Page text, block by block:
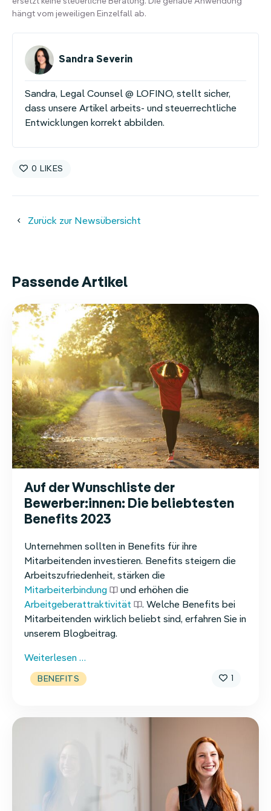
hängt vom jeweiligen Einzelfall ab.
Sandra Severin
Sandra, Legal Counsel @ LOFINO, stellt sicher,
dass unsere Artikel arbeits- und steuerrechtliche
Entwicklungen korrekt abbilden.
0
Zurück zur Newsübersicht
Passende Artikel
Auf der Wunschliste der
Bewerber:innen: Die beliebtesten
Benefits 2023
Unternehmen sollten in Benefits für ihre
Mitarbeitenden investieren. Benefits steigern die
Arbeitszufriedenheit, stärken die
Mitarbeiterbindung
und erhöhen die
Arbeitgeberattraktivität
. Welche Benefits bei
Mitarbeitenden wirklich beliebt sind, erfahren Sie in
unserem Blogbeitrag.
Weiterlesen …
Bewerber:innen:
beliebtesten
BENEFITS